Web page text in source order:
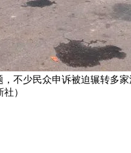
不少民众申诉被迫辗转多
）